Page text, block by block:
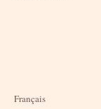
Français